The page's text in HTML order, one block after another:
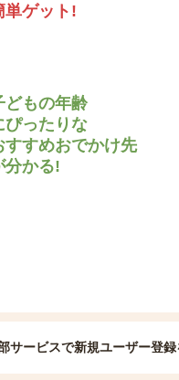
単ゲット!
どもの年齢
ぴったりな
すすめおでかけ先
分かる!
サービスで新規ユーザー登録